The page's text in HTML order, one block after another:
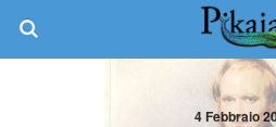
4 Febbraio